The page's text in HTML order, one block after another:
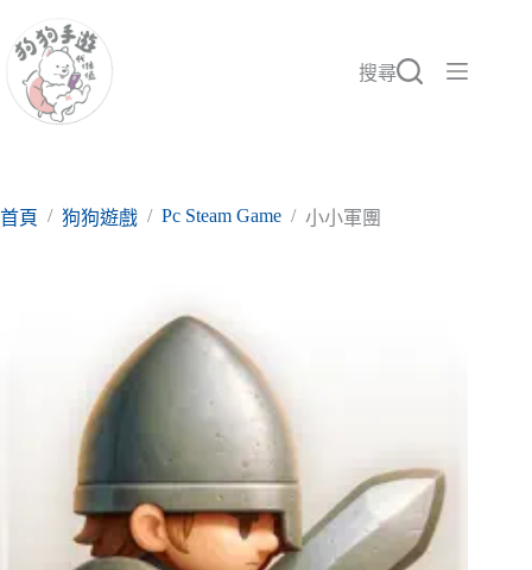
至
要
搜尋
首頁 / 狗狗遊戲 / Pc Steam Game / 小小軍團